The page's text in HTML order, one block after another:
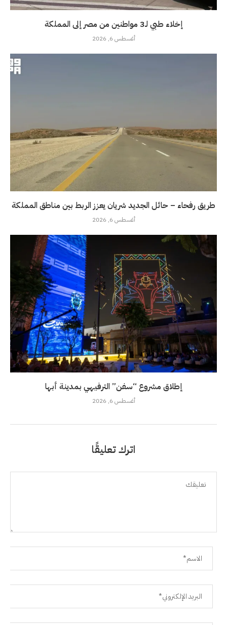
إخلاء طبي لـ3 مواطنين من مصر إلى المملكة
أغسطس 6, 2026
طريق رفحاء – حائل الجديد شريان يعزز الربط بين مناطق المملكة
أغسطس 6, 2026
إطلاق مشروع “سفن” الترفيهي بمدينة أبها
أغسطس 6, 2026
اترك تعليقًا